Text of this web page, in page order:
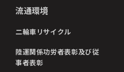
流通環境
二輪車リサイクル
陸運関係功労者表彰及び従
事者表彰